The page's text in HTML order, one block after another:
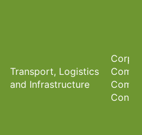
Transport, Logistics
and Infrastructure